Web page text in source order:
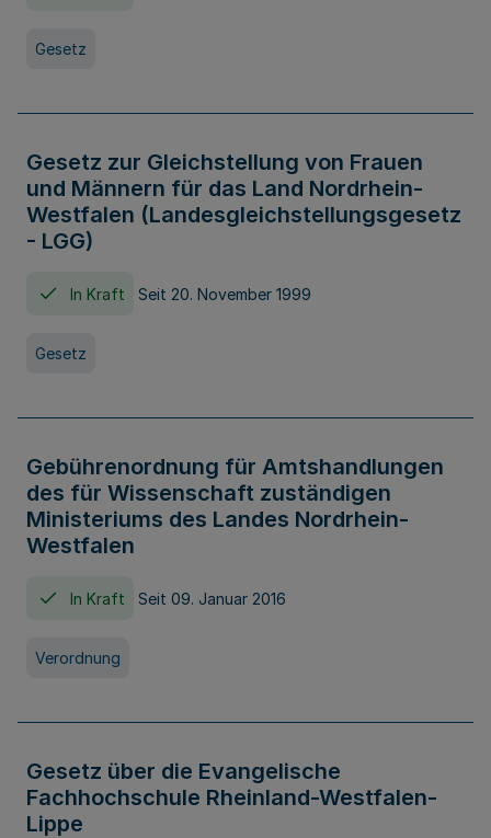
Gesetz
Gesetz zur Gleichstellung von Frauen
und Männern für das Land Nordrhein-
Westfalen (Landesgleichstellungsgesetz
- LGG)
In Kraft Seit 20. November 1999
Gesetz
Gebührenordnung für Amtshandlungen
des für Wissenschaft zuständigen
Ministeriums des Landes Nordrhein-
Westfalen
In Kraft Seit 09. Januar 2016
Verordnung
Gesetz über die Evangelische
Fachhochschule Rheinland-Westfalen-
Lippe